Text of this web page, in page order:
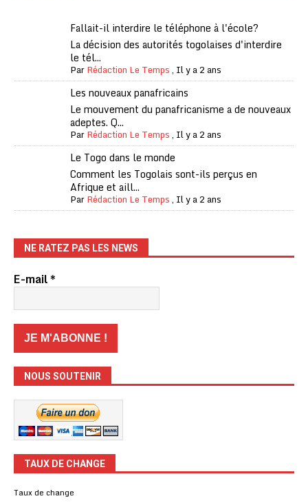
Fallait-il interdire le téléphone à l'école?
La décision des autorités togolaises d'interdire
le tél...
ParRédaction Le Temps, Il y a 2 ans
Les nouveaux panafricains
Le mouvement du panafricanisme a de nouveaux
adeptes. Q...
ParRédaction Le Temps, Il y a 2 ans
Le Togo dans le monde
Comment les Togolais sont-ils perçus en
Afrique et aill...
ParRédaction Le Temps, Il y a 2 ans
NE RATEZ PAS LES NEWS
E-mail*
NOUS SOUTENIR
TAUX DE CHANGE
Taux de change